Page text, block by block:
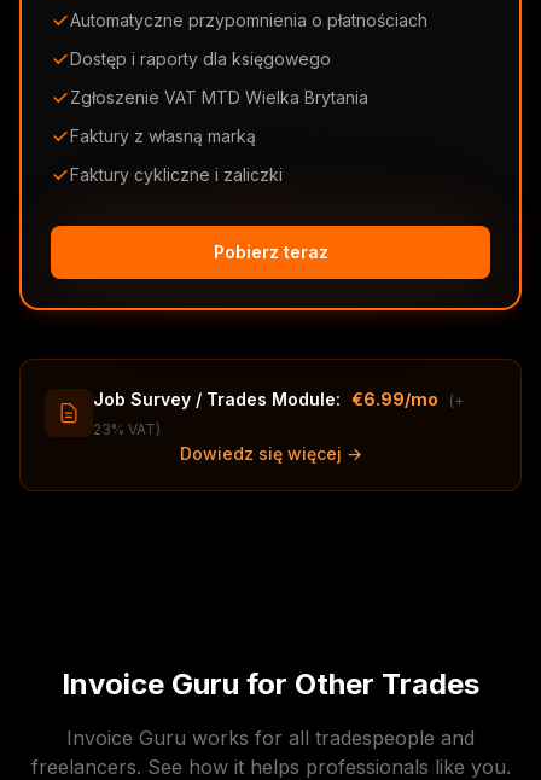
Automatyczne przypomnienia o płatnościach
Dostęp i raporty dla księgowego
Zgłoszenie VAT MTD Wielka Brytania
Faktury z własną marką
Faktury cykliczne i zaliczki
Pobierz teraz
Job Survey / Trades Module: €6.99/mo
(+
23% VAT)
Dowiedz się więcej →
Invoice Guru for Other Trades
Invoice Guru works for all tradespeople and
freelancers. See how it helps professionals like you.